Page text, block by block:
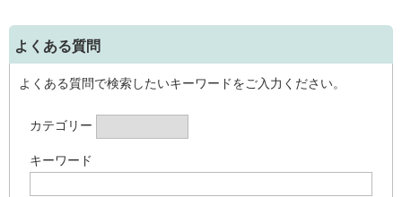
よくある質問
よくある質問で検索したいキーワードをご入力ください。
カテゴリー
キーワード